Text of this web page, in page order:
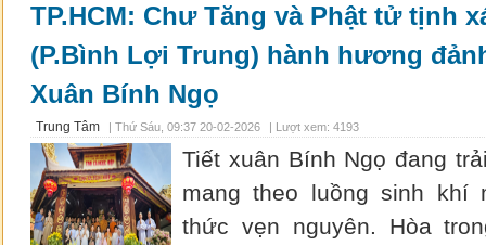
TP.HCM: Chư Tăng và Phật tử tịnh
(P.Bình Lợi Trung) hành hương
Xuân Bính Ngọ
Trung Tâm | Thứ Sáu, 09:37 20-02-2026 | Lượt xem: 4193
Tiết xuân Bính Ngọ đang
mang theo luồng sinh
thức vẹn nguyên. Hòa